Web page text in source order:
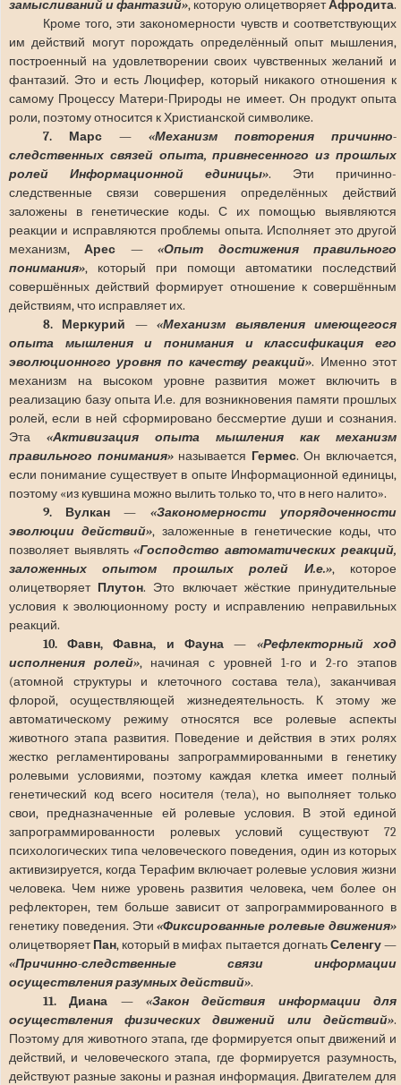
замысливаний и фантазий», которую олицетворяетАфродита.
Кроме того, эти закономерности чувств и соответствующих
им действий могут порождать определённый опыт мышления,
построенный на удовлетворении своих чувственных желаний и
фантазий. Это и есть Люцифер, который никакого отношения к
самому Процессу Матери-Природы не имеет. Он продукт опыта
роли, поэтому относится к Христианской символике.
7. Марс — «Механизм повторения причинно-
следственных связей опыта, привнесенного из прошлых
ролей Информационной единицы». Эти причинно-
следственные связи совершения определённых действий
заложены в генетические коды. С их помощью выявляются
реакции и исправляются проблемы опыта. Исполняет это другой
механизм,Арес —«Опыт достижения правильного
понимания», который при помощи автоматики последствий
совершённых действий формирует отношение к совершённым
действиям, что исправляет их.
8. Меркурий —«Механизм выявления имеющегося
опыта мышления и понимания и классификация его
эволюционного уровня по качеству реакций». Именно этот
механизм на высоком уровне развития может включить в
реализацию базу опыта И.е. для возникновения памяти прошлых
ролей, если в ней сформировано бессмертие души и сознания.
Эта «Активизация опыта мышления как механизм
правильного понимания» называется Гермес. Он включается,
если понимание существует в опыте Информационной единицы,
поэтому «из кувшина можно вылить только то, что в него налито».
9. Вулкан— «Закономерности упорядоченности
эволюции действий», заложенные в генетические коды, что
позволяет выявлять«Господство автоматических реакций,
заложенных опытом прошлых ролей И.е.», которое
олицетворяет Плутон. Это включает жёсткие принудительные
условия к эволюционному росту и исправлению неправильных
реакций.
10. Фавн, Фавна, и Фауна— «Рефлекторный ход
исполнения ролей», начиная с уровней 1-го и 2-го этапов
(атомной структуры и клеточного состава тела), заканчивая
флорой, осуществляющей жизнедеятельность. К этому же
автоматическому режиму относятся все ролевые аспекты
животного этапа развития. Поведение и действия в этих ролях
жестко регламентированы запрограммированными в генетику
ролевыми условиями, поэтому каждая клетка имеет полный
генетический код всего носителя (тела), но выполняет только
свои, предназначенные ей ролевые условия. В этой единой
запрограммированности ролевых условий существуют 72
психологических типа человеческого поведения, один из которых
активизируется, когда Терафим включает ролевые условия жизни
человека. Чем ниже уровень развития человека, чем более он
рефлекторен, тем больше зависит от запрограммированного в
генетику поведения. Эти«Фиксированные ролевые движения»
олицетворяетПан, который в мифах пытается догнатьСеленгу—
«Причинно-следственные связи информации
осуществления разумных действий».
11. Диана — «Закон действия информации для
осуществления физических движений или действий».
Поэтому для животного этапа, где формируется опыт движений и
действий, и человеческого этапа, где формируется разумность,
действуют разные законы и разная информация. Двигателем для